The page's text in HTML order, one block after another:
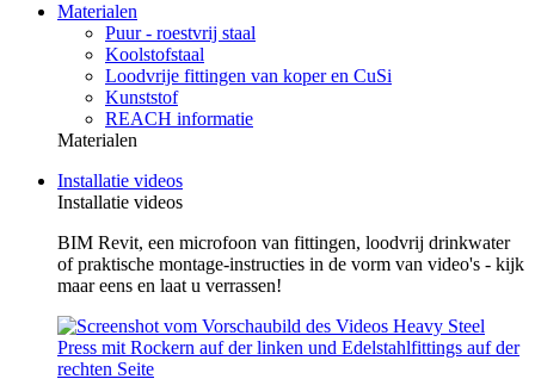
Materialen
Puur - roestvrij staal
Koolstofstaal
Loodvrije fittingen van koper en CuSi
Kunststof
REACH informatie
Materialen
Installatie videos
Installatie videos
BIM Revit, een microfoon van fittingen, loodvrij drinkwater
of praktische montage-instructies in de vorm van video's - kijk
maar eens en laat u verrassen!